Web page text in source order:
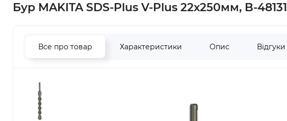
Бур MAKITA SDS-Plus V-Plus 22х250мм, B-48131
Все про товар Характеристики Опис Відгуки